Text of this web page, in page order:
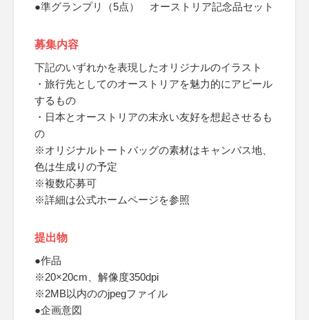
●準グランプリ（5点） オーストリア記念品セット
募集内容
下記のいずれかを表現したオリジナルのイラスト
・旅行先としてのオーストリアを魅力的にアピール
するもの
・日本とオーストリアの末永い友好を想起させるも
の
※オリジナルトートバッグの素材はキャンバス地、
色は生成りの予定
※複数応募可
※詳細は公式ホームページを参照
提出物
●作品
※20×20cm、解像度350dpi
※2MB以内ののjpegファイル
●企画意図